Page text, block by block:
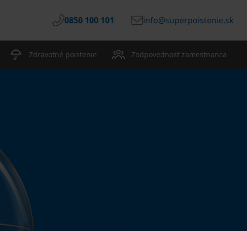
0850 100 101 info@superpoistenie.sk
Zdravotné poistenie Zodpovednosť zamestnanca